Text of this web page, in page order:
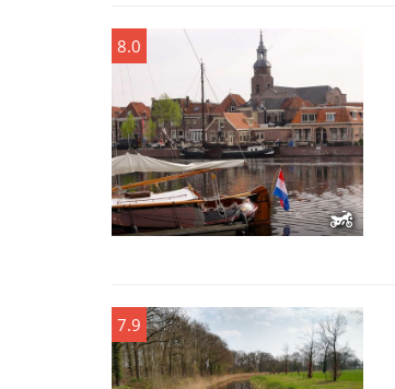
8.0
7.9